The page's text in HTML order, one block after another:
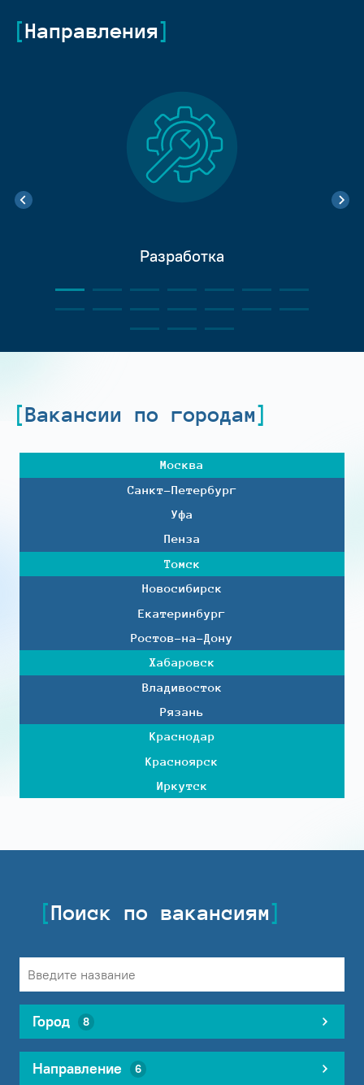
Направления
Разработка
Вакансии по городам
Москва
Санкт-Петербург
Уфа
Пенза
Томск
Новосибирск
Екатеринбург
Ростов-на-Дону
Хабаровск
Владивосток
Рязань
Краснодар
Красноярск
Иркутск
Поиск по вакансиям
Город 8
Направление 6